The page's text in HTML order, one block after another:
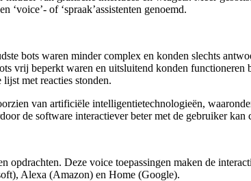
of ‘spraak’assistenten genoemd.
bots waren minder complex en konden slechts
vrij beperkt waren en uitsluitend konden
met reacties stonden.
van artificiële intelligentietechnologieën,
de software interactiever beter met de gebruiker kan
Deze voice toepassingen maken de
Alexa (Amazon) en Home (Google).